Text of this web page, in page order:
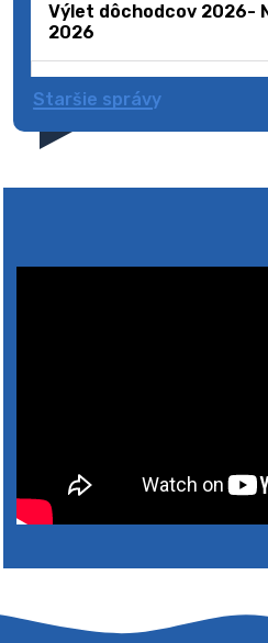
Výlet dôchodcov 2026-
2026
4. augusta 2026 10:05
Zberný dvor-
bude zberný dvor zatvorený.
Staršie správy